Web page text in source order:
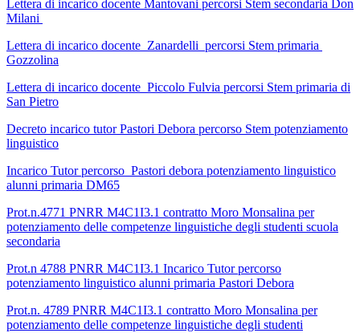
Lettera di incarico docente Mantovani percorsi Stem secondaria Don
Milani
Lettera di incarico docente Zanardelli percorsi Stem primaria
Gozzolina
Lettera di incarico docente Piccolo Fulvia percorsi Stem primaria di
San Pietro
Decreto incarico tutor Pastori Debora percorso Stem potenziamento
linguistico
Incarico Tutor percorso Pastori debora potenziamento linguistico
alunni primaria DM65
Prot.n.4771 PNRR M4C1I3.1 contratto Moro Monsalina per
potenziamento delle competenze linguistiche degli studenti scuola
secondaria
Prot.n 4788 PNRR M4C1I3.1 Incarico Tutor percorso
potenziamento linguistico alunni primaria Pastori Debora
Prot.n. 4789 PNRR M4C1I3.1 contratto Moro Monsalina per
potenziamento delle competenze linguistiche degli studenti